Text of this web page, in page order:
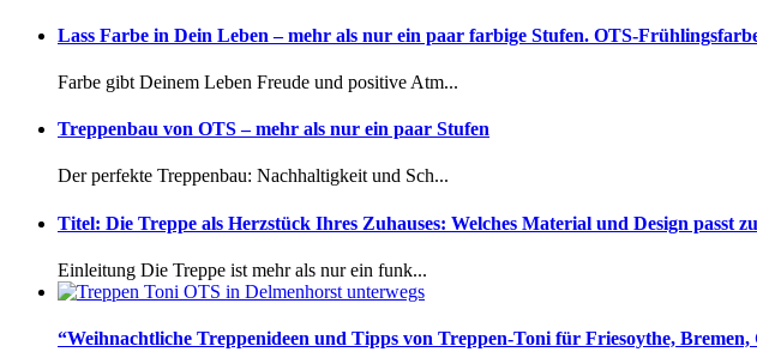
Lass Farbe in Dein Leben – mehr als nur ein paar farbige Stufen. OTS-
Farbe gibt Deinem Leben Freude und positive Atm...
Treppenbau von OTS – mehr als nur ein paar Stufen
Der perfekte Treppenbau: Nachhaltigkeit und Sch...
Titel: Die Treppe als Herzstück Ihres Zuhauses: Welches Material und Design passt
Einleitung Die Treppe ist mehr als nur ein funk...
“Weihnachtliche Treppenideen und Tipps von Treppen-Toni für Friesoythe,